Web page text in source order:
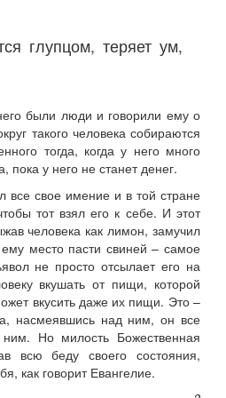
глупцом, теряет ум,
были люди и говорили ему о
такого человека собираются
тогда, когда у него много
пока у него не станет денег.
все свое имение и в той стране
тот взял его к себе. И этот
человека как лимон, замучил
место пасти свиней – самое
не просто отсылает его на
вкушать от пищи, которой
вкусить даже их пищи. Это –
насмеявшись над ним, он все
Но милость Божественная
всю беду своего состояния,
как говорит Евангелие.